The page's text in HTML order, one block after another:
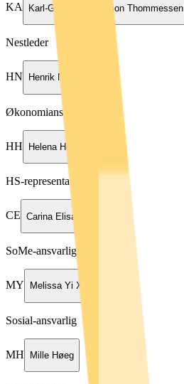
KA Karl-Gustav Andersson Thommessen
Nestleder
HN Henrik Nilsen-Lømo
Økonomiansvarlig
HH Helena Hove Bratland
HS-representant
CE Carina Elisabeth Seidel
SoMe-ansvarlig
MY Melissa Yi Xie
Sosial-ansvarlig
MH Mille Høeg